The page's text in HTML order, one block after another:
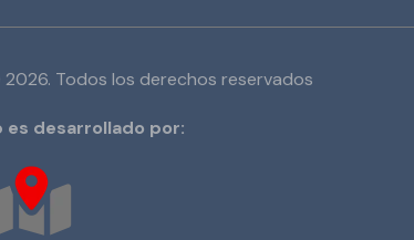
Todos los derechos reservados
es desarrollado por: